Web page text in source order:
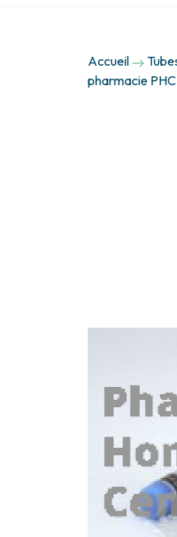
Accueil
pharmacie PHC